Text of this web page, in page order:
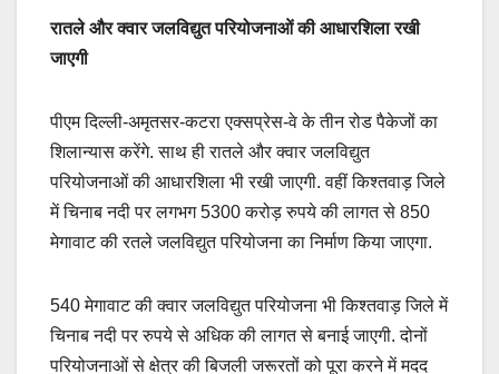
रातले और क्वार जलविद्युत परियोजनाओं की आधारशिला रखी
जाएगी
पीएम दिल्ली-अमृतसर-कटरा एक्सप्रेस-वे के तीन रोड पैकेजों का
शिलान्यास करेंगे. साथ ही रातले और क्वार जलविद्युत
परियोजनाओं की आधारशिला भी रखी जाएगी. वहीं किश्तवाड़ जिले
में चिनाब नदी पर लगभग 5300 करोड़ रुपये की लागत से 850
मेगावाट की रतले जलविद्युत परियोजना का निर्माण किया जाएगा.
540 मेगावाट की क्वार जलविद्युत परियोजना भी किश्तवाड़ जिले में
चिनाब नदी पर रुपये से अधिक की लागत से बनाई जाएगी. दोनों
परियोजनाओं से क्षेत्र की बिजली जरूरतों को पूरा करने में मदद